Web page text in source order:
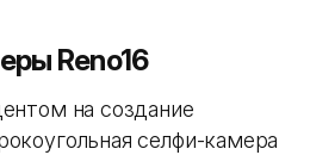
Reno16
на создание
селфи-камера